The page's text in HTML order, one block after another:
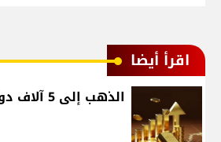
اقرأ أيضا
الذهب إلى 5 آلاف دولار في 2027؟